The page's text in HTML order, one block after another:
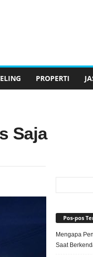
PROPERTI
Saja
Pos-pos
Mengapa
Saat